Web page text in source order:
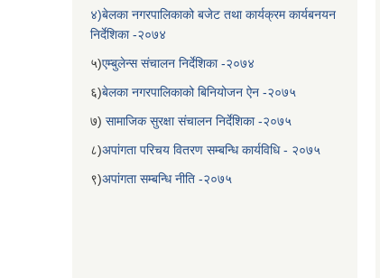
४)बेलका नगरपालिकाको बजेट तथा कार्यक्रम कार्यबनयन
निर्देशिका -२०७४
५)एम्बुलेन्स संचालन निर्देशिका -२०७४
६)बेलका नगरपालिकाको बिनियोजन ऐन -२०७५
७) सामाजिक सुरक्षा संचालन निर्देशिका -२०७५
८)अपांगता परिचय वितरण सम्बन्धि कार्यविधि - २०७५
९)अपांगता सम्बन्धि नीति -२०७५